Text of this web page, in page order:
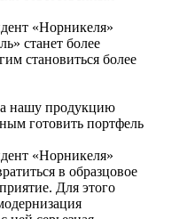
«Норникеля»
станет более
становиться более
нашу продукцию
готовить портфель
«Норникеля»
в образцовое
Для этого